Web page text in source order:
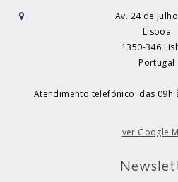
Av. 24 de
Lisboa
1350-346
Portugal
Atendimento telefónico: das 09h
ver Google